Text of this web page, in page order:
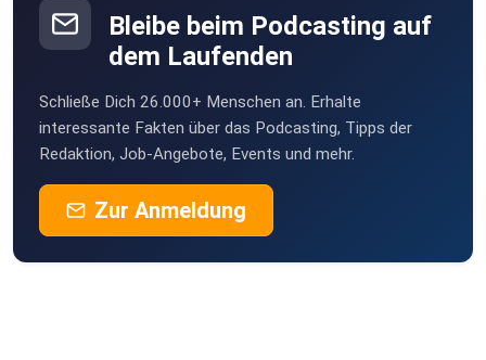
Bleibe beim Podcasting auf
dem Laufenden
Schließe Dich 26.000+ Menschen an. Erhalte
interessante Fakten über das Podcasting, Tipps der
Redaktion, Job-Angebote, Events und mehr.
Zur Anmeldung